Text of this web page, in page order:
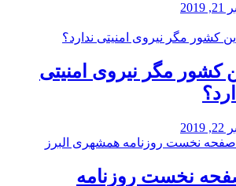
کشور مگر نیروی امنیتی
نخست روزنامه‌